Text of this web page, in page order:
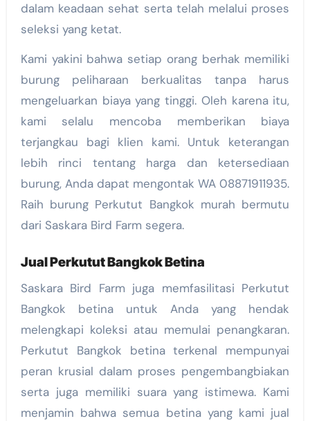
dalam keadaan sehat serta telah melalui proses
seleksi yang ketat.
Kami yakini bahwa setiap orang berhak memiliki
burung peliharaan berkualitas tanpa harus
mengeluarkan biaya yang tinggi. Oleh karena itu,
kami selalu mencoba memberikan biaya
terjangkau bagi klien kami. Untuk keterangan
lebih rinci tentang harga dan ketersediaan
burung, Anda dapat mengontak WA 08871911935.
Raih burung Perkutut Bangkok murah bermutu
dari Saskara Bird Farm segera.
Jual Perkutut Bangkok Betina
Saskara Bird Farm juga memfasilitasi Perkutut
Bangkok betina untuk Anda yang hendak
melengkapi koleksi atau memulai penangkaran.
Perkutut Bangkok betina terkenal mempunyai
peran krusial dalam proses pengembangbiakan
serta juga memiliki suara yang istimewa. Kami
menjamin bahwa semua betina yang kami jual